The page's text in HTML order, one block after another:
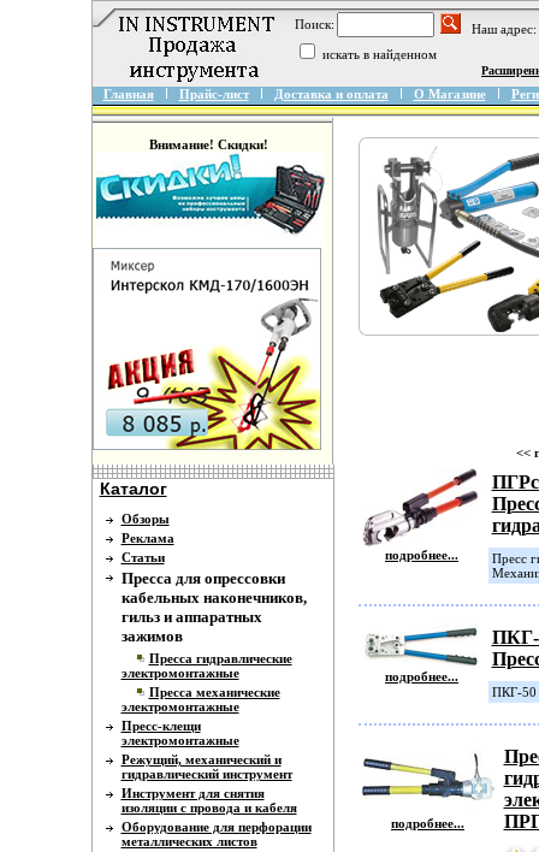
Поиск:
Наш
искать в найденном
Главная Прайс-лист Доставка и оплата О Магазине
Внимание! Скидки!
Каталог
Обзоры
Реклама
Статьи
Пресса для опрессовки
кабельных наконечников,
гильз и аппаратных
зажимов
Пресса гидравлические
электромонтажные
Пресса механические
электромонтажные
Пресс-клещи
электромонтажные
Режущий, механический и
гидравлический инструмент
Инструмент для снятия
изоляции с провода и кабеля
Оборудование для перфорации
металлических листов
<<
подробнее...
Пресс
подробнее...
ПКГ-50
подробнее...